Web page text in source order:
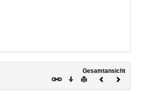
Gesamtansicht
Download
DruckenVorheriges